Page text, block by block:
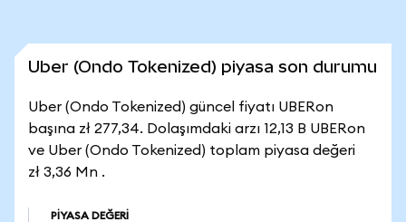
Uber (Ondo Tokenized) piyasa son durumu
Uber (Ondo Tokenized) güncel fiyatı UBERon
başına zł 277,34. Dolaşımdaki arzı 12,13 B UBERon
ve Uber (Ondo Tokenized) toplam piyasa değeri
zł 3,36 Mn .
PIYASA DEĞERI